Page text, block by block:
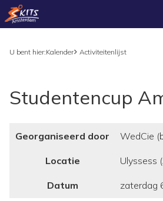
U bent hier:Kalender Activiteitenlijst
Studentencup
Georganiseerd door WedCie
Locatie Ulyssess
Datum zaterdag